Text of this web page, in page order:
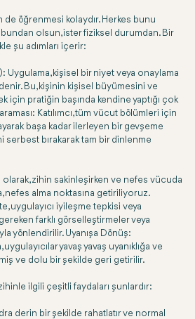
de öğrenmesi kolaydır. Herkes bunu
olsun, ister fiziksel durumdan. Bir
şu adımları içerir:
Uygulama, kişisel bir niyet veya onaylama
Bu, kişinin kişisel büyümesini ve
için pratiğin başında kendine yaptığı çok
Katılımcı, tüm vücut bölümleri için
başa kadar ilerleyen bir gevşeme
serbest bırakarak tam bir dinlenme
olarak, zihin sakinleşirken ve nefes vücuda
nefes alma noktasına getiriliyoruz.
uygulayıcı iyileşme tepkisi veya
farklı görselleştirmeler veya
yönlendirilir. Uyanışa Dönüş:
yavaş yavaş uyanıklığa ve
ve dolu bir şekilde geri getirilir.
ilgili çeşitli faydaları şunlardır:
derin bir şekilde rahatlatır ve normal